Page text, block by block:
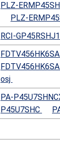
PLZ-
PLZ-
RCI-
FDTV456HK6SA
osj
PA-
P45U7SHC